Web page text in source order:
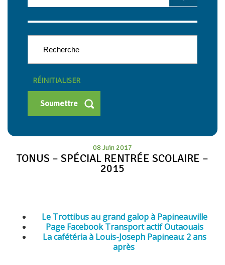
RÉINITIALISER
08 Juin 2017
TONUS – SPÉCIAL RENTRÉE SCOLAIRE –
2015
Le Trottibus au grand galop à Papineauville
Page Facebook Transport actif Outaouais
La cafétéria à Louis-Joseph Papineau: 2 ans
après